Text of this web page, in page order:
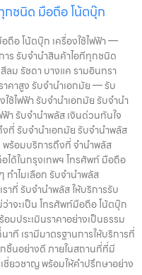
กชนิด มือถือ โน้ตบุ๊ก
ถือ โน้ตบุ๊ก เครื่องใช้ไฟฟ้า —
าร รับจำนำสินค้าไอทีทุกชนิด
ลม รัชดา บางแค รามอินทรา
คาสูง รับจำนำเอกมัย — รับ
ช้ไฟฟ้า รับจำนำเอกมัย รับจำนำ
า รับจำนำพลัส เงินด่วนทันใจ
ที่ รับจำนำเอกมัย รับจำนำพลัส
พร้อมบริการถึงที่ จำนำพลัส
ได้ในกรุงเทพฯ โทรศัพท์ มือถือ
ทำไมเลือก รับจำนำพลัส
ที่ รับจำนำพลัส ให้บริการรับ
าจะเป็น โทรศัพท์มือถือ โน้ตบุ๊ก
มประเมินราคาอย่างเป็นธรรม
าที เรามีมาตรฐานการให้บริการที่
ชิ้นอย่างดี ภายในสถานที่ที่มี
ยวชาญ พร้อมให้คำปรึกษาอย่าง